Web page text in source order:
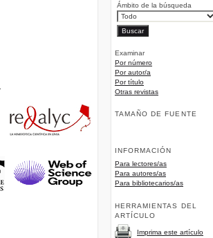
Ámbito de la búsqueda
Examinar
Por número
Por autor/a
Por título
Otras revistas
TAMAÑO DE FUENTE
INFORMACIÓN
Para lectores/as
Para autores/as
Para bibliotecarios/as
HERRAMIENTAS DEL
ARTÍCULO
Imprima este artículo